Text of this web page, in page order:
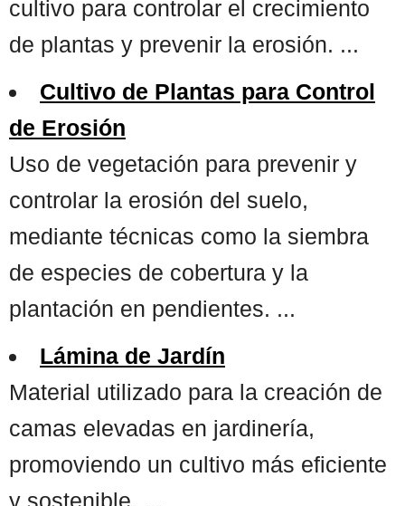
cultivo para controlar el crecimiento
de plantas y prevenir la erosión. ...
Cultivo de Plantas para Control
de Erosión
Uso de vegetación para prevenir y
controlar la erosión del suelo,
mediante técnicas como la siembra
de especies de cobertura y la
plantación en pendientes. ...
Lámina de Jardín
Material utilizado para la creación de
camas elevadas en jardinería,
promoviendo un cultivo más eficiente
y sostenible. ...